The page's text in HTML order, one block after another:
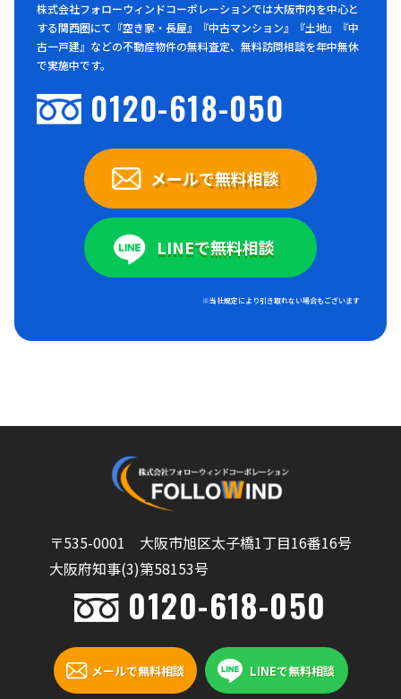
株式会社フォローウィンドコーポレーションでは大阪市内を中心と
する関西圏にて『空き家・長屋』『中古マンション』『土地』『中
古一戸建』などの不動産物件の無料査定、無料訪問相談を年中無休
で実施中です。
0120-618-050
メールで無料相談
LINEで無料相談
※当社規定により引き取れない場合もございます
〒535-0001 大阪市旭区太子橋1丁目16番16号
大阪府知事(3)第58153号
0120-618-050
メールで無料相談 LINEで無料相談